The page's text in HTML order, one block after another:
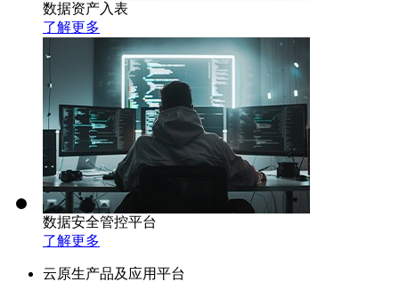
数据资产入表
了解更多
数据安全管控平台
了解更多
云原生产品及应用平台